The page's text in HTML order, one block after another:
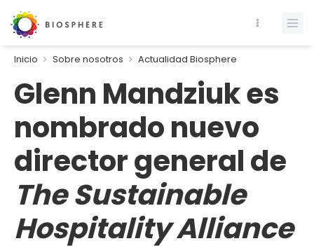
Inicio Sobre nosotros Actualidad Biosphere
Glenn Mandziuk es
nombrado nuevo
director general de
The Sustainable
Hospitality Alliance